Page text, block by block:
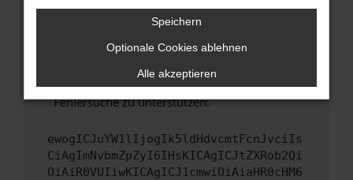
Wende dich an den Webseitenbetreiber.
Wenn du alle oben genannten Schritte versucht
hast, kontaktiere uns bitte. Wir werden
versuchen, das Problem zu beheben. Du kannst
uns diesen Text schicken, um uns bei der
Fehlersuche zu unterstützen:
ewogICJuYW1lIjogIk5ldHdvcmtFcnJvciIs
CiAgImNvbmZpZyI6IHsKICAgICJtZXRob2Qi
OiAiR0VUIiwKICAgICJ1cmwiOiAiaHR0cHM6
Speichern
Optionale Cookies ablehnen
Alle akzeptieren